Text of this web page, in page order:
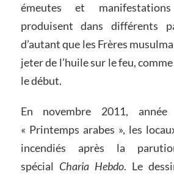
émeutes et
produisent dans différents
d’autant que les Frères
jeter de l’huile sur le feu,
le début.
En novembre 2011, année
« Printemps arabes », les
incendiés après la
spécial Charia Hebdo. Le